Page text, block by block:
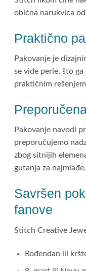
obična narukvica
Praktično
Pakovanje je
se vide perle, što
praktičnim
Pakovanje navodi
preporučujemo
zbog sitnijih
gutanja za najmlađe.
Savršen
fanove
Stitch Creative
Rođendan ili